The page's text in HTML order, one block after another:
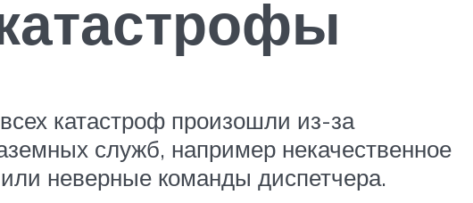
катастроф произошли из-за
служб, например некачественное
неверные команды диспетчера.